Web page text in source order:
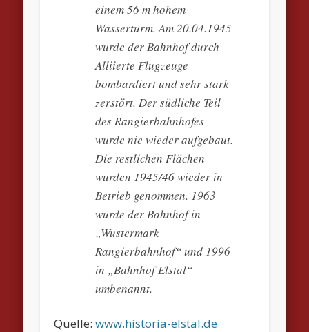
einem 56 m hohem
Wasserturm. Am 20.04.1945
wurde der Bahnhof durch
Alliierte Flugzeuge
bombardiert und sehr stark
zerstört. Der südliche Teil
des Rangierbahnhofes
wurde nie wieder aufgebaut.
Die restlichen Flächen
wurden 1945/46 wieder in
Betrieb genommen. 1963
wurde der Bahnhof in
„Wustermark
Rangierbahnhof“ und 1996
in „Bahnhof Elstal“
umbenannt.
Quelle:www.historia-elstal.de